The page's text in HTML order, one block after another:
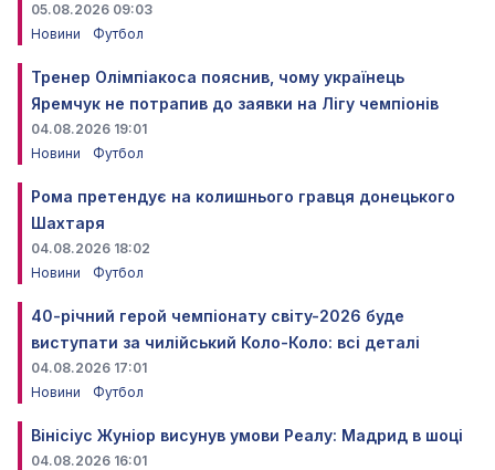
05.08.2026 09:03
Новини
Футбол
Тренер Олімпіакоса пояснив, чому українець
Яремчук не потрапив до заявки на Лігу чемпіонів
04.08.2026 19:01
Новини
Футбол
Рома претендує на колишнього гравця донецького
Шахтаря
04.08.2026 18:02
Новини
Футбол
40-річний герой чемпіонату світу-2026 буде
виступати за чилійський Коло-Коло: всі деталі
04.08.2026 17:01
Новини
Футбол
Вінісіус Жуніор висунув умови Реалу: Мадрид в шоці
04.08.2026 16:01